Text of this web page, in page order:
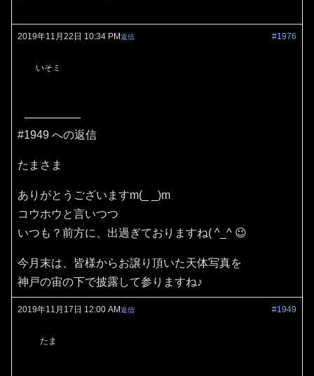
2019年11月22日 10:34 PM #1976
返信
いそミ
#1949 への返信
たまさま
ありがとうございますm(_ _)m
コウホウと言いつつ
いつも？前方に、出過ぎておりますね( ^_^ 😉
今月末は、皆様からお譲り頂いた天体写真を
神戸の宙の下で披露して参りますね♪
2019年11月17日 12:00 AM #1949
返信
たま